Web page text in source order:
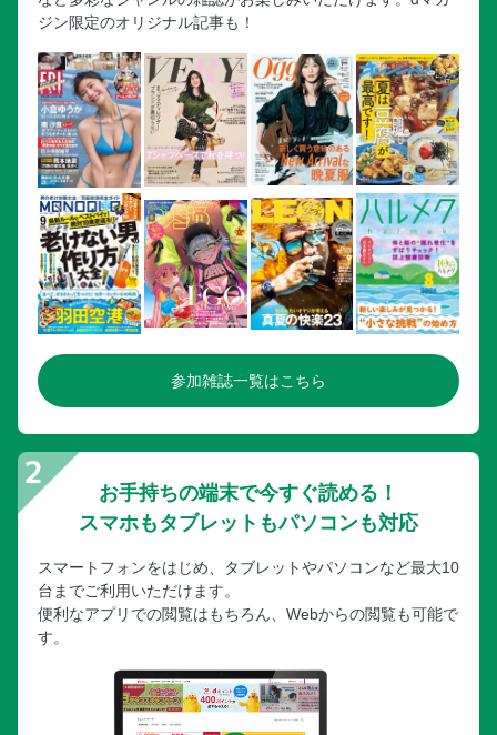
ジン限定のオリジナル記事も！
参加雑誌一覧はこちら
お手持ちの端末で今すぐ読める！
スマホもタブレットもパソコンも対応
スマートフォンをはじめ、タブレットやパソコンなど最大10
台までご利用いただけます。
便利なアプリでの閲覧はもちろん、Webからの閲覧も可能で
す。